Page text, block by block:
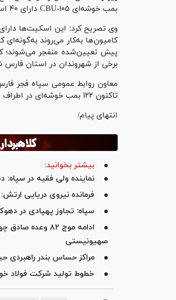
بمب خوشه‌ای CBU-۱۰۵ دارای ۴۰ اسکیت است.
وی تصریح کرد: این اسکیت‌ها
کامیون‌ها به‌کار می‌روند
پیش تعیین‌شده منفجر می‌شوند؛
برخی از شهروندان در استان فارس
معاون روابط عمومی سپاه فجر
تاکنون ۱۲۲ بمب خوشه‌ای در اطراف شیراز و برخی شهرستان‌ها کشف و منهدم شده است.
انتهای پیام/
بیشتر بخوانید:
نماینده ولی فقیه در سپاه:
فرمانده نیروی دریایی
سپاه: تجاوز پهپادی در
ادامه موج ۸۲
صهیونیستی
مراکز حساس بندر راهبردی
خطوط تولید شرکت فولاد